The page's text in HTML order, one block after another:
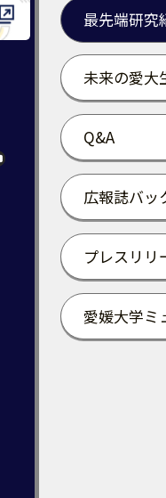
最先端研
未来の愛大
Q&A
広報誌バッ
プレスリリ
愛媛大学ミ